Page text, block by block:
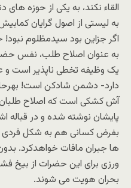
القاء نکند، به یکی از حوزه های
به لیستی از اصول گرایان
اگر جزاین بود سیدمظلوم
به عنوان اصلاح طلب، نفس
یک وظیفه تخطی ناپذیر است
دارد- دشمن شادکن است!
آش کشکی است که اصلاح
پایشان نوشته شده و در
بفرض کسانی هم به شکل فردی
ها جبران مافات خواهدکرد.
ورزی برای این حضرات از
بحران هویت می شوند.